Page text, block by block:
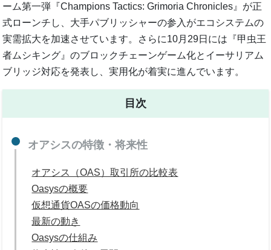
ーム第一弾『Champions Tactics: Grimoria Chronicles』が正
式ローンチし、大手パブリッシャーの参入がエコシステムの
実需拡大を加速させています。さらに10月29日には『甲虫王
者ムシキング』のブロックチェーンゲーム化とイーサリアム
ブリッジ対応を発表し、実用化が着実に進んでいます。
目次
オアシスの特徴・将来性
オアシス（OAS）取引所の比較表
Oasysの概要
仮想通貨OASの価格動向
最新の動き
Oasysの仕組み